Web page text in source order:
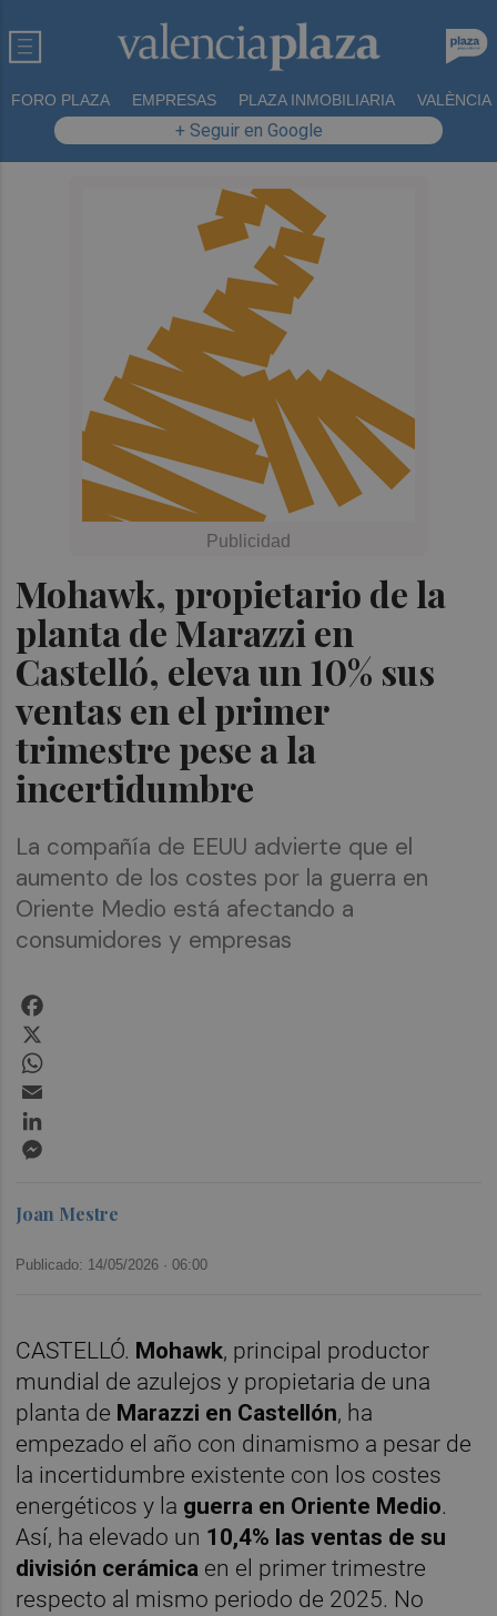
FORO PLAZA EMPRESAS PLAZA INMOBILIARIA VALÈNCIA
+ Seguir en Google
Mohawk, propietario de la
planta de Marazzi en
Castelló, eleva un 10% sus
ventas en el primer
trimestre pese a la
incertidumbre
La compañía de EEUU advierte que el
aumento de los costes por la guerra en
Oriente Medio está afectando a
consumidores y empresas
Joan Mestre
Publicado: 14/05/2026 ·06:00
CASTELLÓ. Mohawk, principal productor
mundial de azulejos y propietaria de una
planta de Marazzi en Castellón, ha
empezado el año con dinamismo a pesar de
la incertidumbre existente con los costes
energéticos y la guerra en Oriente Medio.
Así, ha elevado un 10,4% las ventas de su
división cerámica en el primer trimestre
respecto al mismo periodo de 2025. No